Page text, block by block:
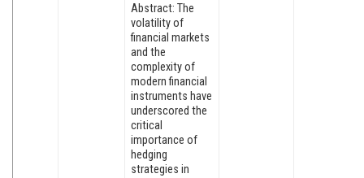
Abstract: The
volatility of
financial markets
and the
complexity of
modern financial
instruments have
underscored the
critical
importance of
hedging
strategies in